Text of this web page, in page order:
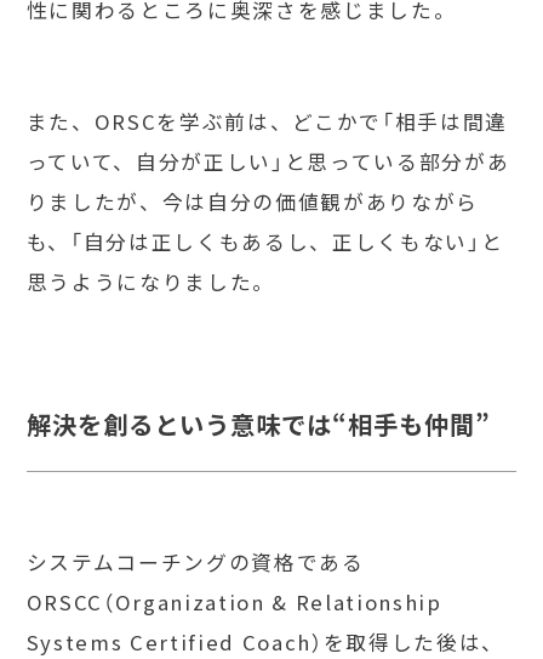
性に関わるところに奥深さを感じました。
また、ORSCを学ぶ前は、どこかで「相手は間違
っていて、自分が正しい」と思っている部分があ
りましたが、今は自分の価値観がありながら
も、「自分は正しくもあるし、正しくもない」と
思うようになりました。
解決を創るという意味では“相手も仲間”
システムコーチングの資格である
ORSCC（Organization & Relationship
Systems Certified Coach）を取得した後は、